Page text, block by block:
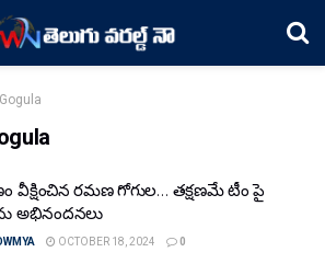
వీక్షించిన రమణ గోగుల… తక్షణమే టీం పై
అభినందనలు
OCTOBER 18, 2024 0